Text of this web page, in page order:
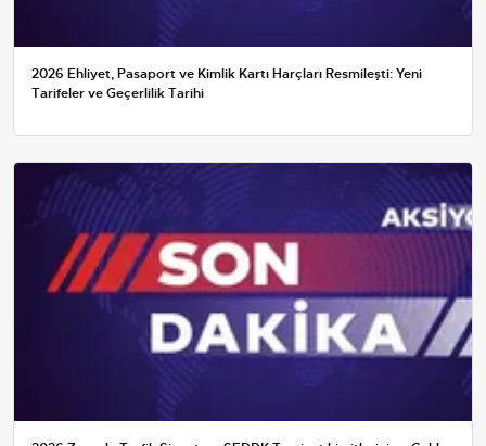
2026 Ehliyet, Pasaport ve Kimlik Kartı Harçları Resmileşti: Yeni
Tarifeler ve Geçerlilik Tarihi